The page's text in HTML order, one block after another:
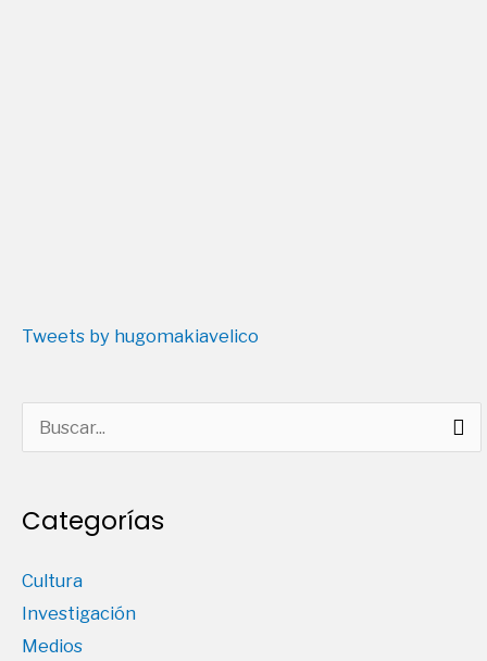
Tweets by hugomakiavelico
Buscar
Categorías
Cultura
Investigación
Medios